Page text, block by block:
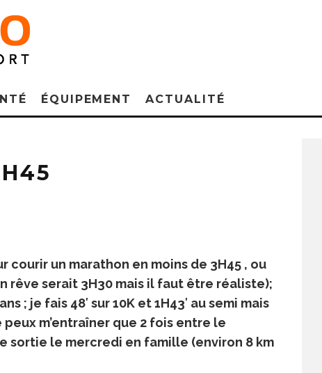
ÉQUIPEMENT ACTUALITÉ
courir un marathon en moins de 3H45 , ou
rêve serait 3H30 mais il faut être réaliste);
; je fais 48′ sur 10K et 1H43′ au semi mais
peux m’entraîner que 2 fois entre le
le mercredi en famille (environ 8 km